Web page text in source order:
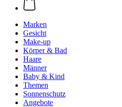
Marken
Gesicht
Make-up
Körper & Bad
Haare
Männer
Baby & Kind
Themen
Sonnenschutz
Angebote